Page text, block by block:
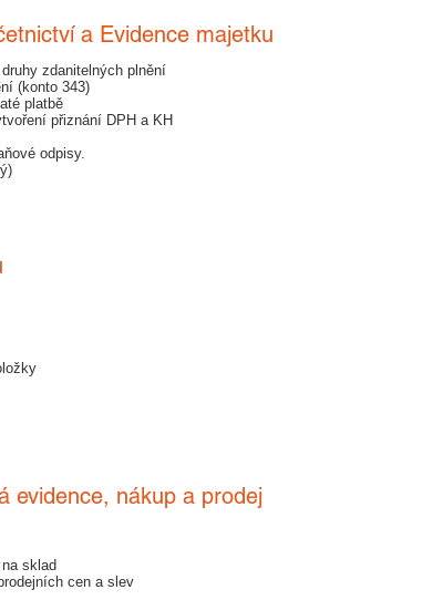
a Evidence majetku
zdanitelných plnění
(konto 343)
platbě
přiznání DPH a KH
odpisy.
evidence, nákup a prodej
sklad
cen a slev